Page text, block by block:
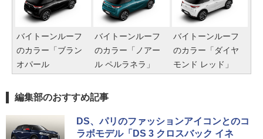
バイトーンルーフ
のカラー「ブラン
オパール
バイトーンルーフ
のカラー「ノアー
ル ペルラネラ」
バイトーンルーフ
のカラー「ダイヤ
モンド レッド」
編集部のおすすめ記事
DS、パリのファッションアイコンとのコ
ラボモデル「DS 3 クロスバック イネ